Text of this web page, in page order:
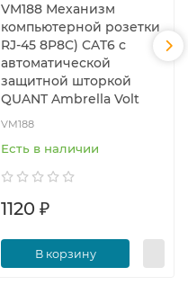
VM188 Механизм
компьютерной розетки
RJ-45 8P8C) CAT6 с
автоматической
защитной шторкой
QUANT Ambrella Volt
VM188
Есть в наличии
1120 ₽
В корзину